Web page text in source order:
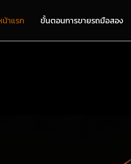
น้าแรก ขั้นตอนการขายรถมือสอง